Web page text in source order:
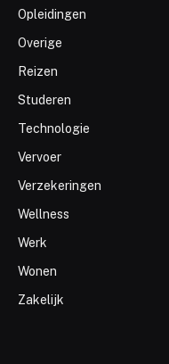
Opleidingen
Overige
Reizen
Studeren
Technologie
Vervoer
Verzekeringen
Wellness
Werk
Wonen
Zakelijk